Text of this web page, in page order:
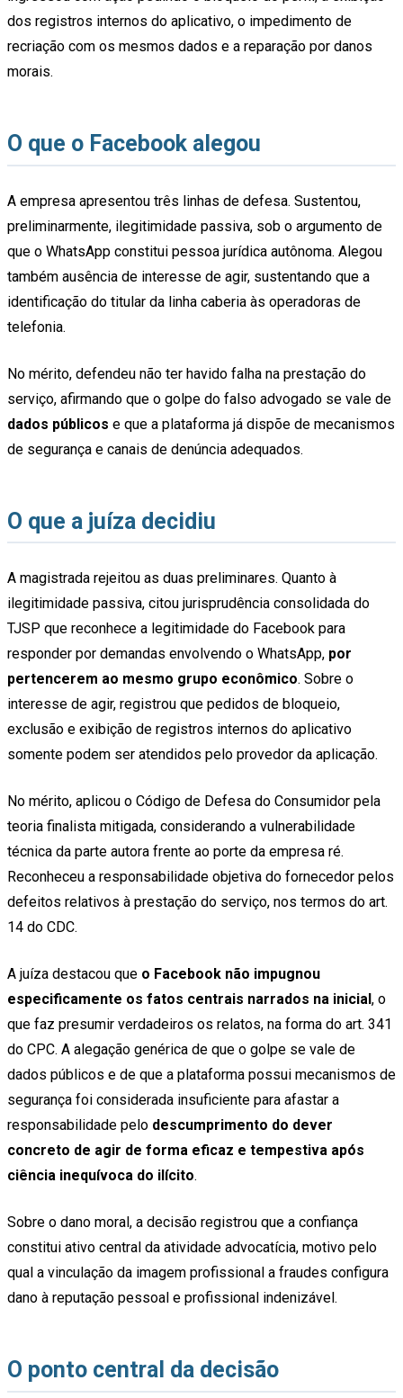
dos registros internos do aplicativo, o impedimento de
recriação com os mesmos dados e a reparação por danos
morais.
O que o Facebook alegou
A empresa apresentou três linhas de defesa. Sustentou,
preliminarmente, ilegitimidade passiva, sob o argumento de
que o WhatsApp constitui pessoa jurídica autônoma. Alegou
também ausência de interesse de agir, sustentando que a
identificação do titular da linha caberia às operadoras de
telefonia.
No mérito, defendeu não ter havido falha na prestação do
serviço, afirmando que o golpe do falso advogado se vale de
dados públicos e que a plataforma já dispõe de mecanismos
de segurança e canais de denúncia adequados.
O que a juíza decidiu
A magistrada rejeitou as duas preliminares. Quanto à
ilegitimidade passiva, citou jurisprudência consolidada do
TJSP que reconhece a legitimidade do Facebook para
responder por demandas envolvendo o WhatsApp, por
pertencerem ao mesmo grupo econômico. Sobre o
interesse de agir, registrou que pedidos de bloqueio,
exclusão e exibição de registros internos do aplicativo
somente podem ser atendidos pelo provedor da aplicação.
No mérito, aplicou o Código de Defesa do Consumidor pela
teoria finalista mitigada, considerando a vulnerabilidade
técnica da parte autora frente ao porte da empresa ré.
Reconheceu a responsabilidade objetiva do fornecedor pelos
defeitos relativos à prestação do serviço, nos termos do art.
14 do CDC.
A juíza destacou que o Facebook não impugnou
especificamente os fatos centrais narrados na inicial , o
que faz presumir verdadeiros os relatos, na forma do art. 341
do CPC. A alegação genérica de que o golpe se vale de
dados públicos e de que a plataforma possui mecanismos de
segurança foi considerada insuficiente para afastar a
responsabilidade pelo descumprimento do dever
concreto de agir de forma eficaz e tempestiva após
ciência inequívoca do ilícito.
Sobre o dano moral, a decisão registrou que a confiança
constitui ativo central da atividade advocatícia, motivo pelo
qual a vinculação da imagem profissional a fraudes configura
dano à reputação pessoal e profissional indenizável.
O ponto central da decisão